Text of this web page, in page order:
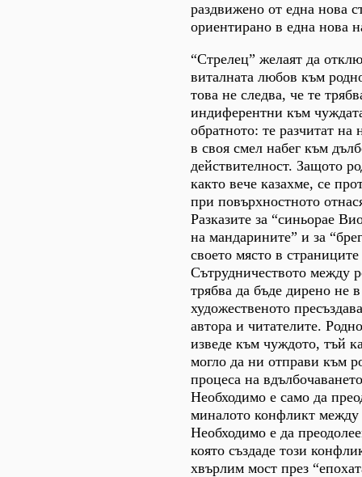
раздвижено от една нова
ориентирано в една нова
“Стрелец” желаят да
виталната любов към
това не следва, че те
индиферентни към
обратното: те разчитат на
в своя смел набег към
действителност. Защото
както вече казахме, се
при повърхностното
Разказите за “синьорае
на мандарините” и за
своето място в
Сътрудничеството между
трябва да бъде дирено не
художественото
автора и читателите.
изведе към чуждото, тъй
могло да ни отправи към
процеса на
Необходимо е само да
миналото конфликт
Необходимо е да
която създаде този
хвърлим мост през